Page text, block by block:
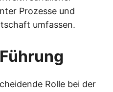
Prozesse und
umfassen.
Rolle bei der